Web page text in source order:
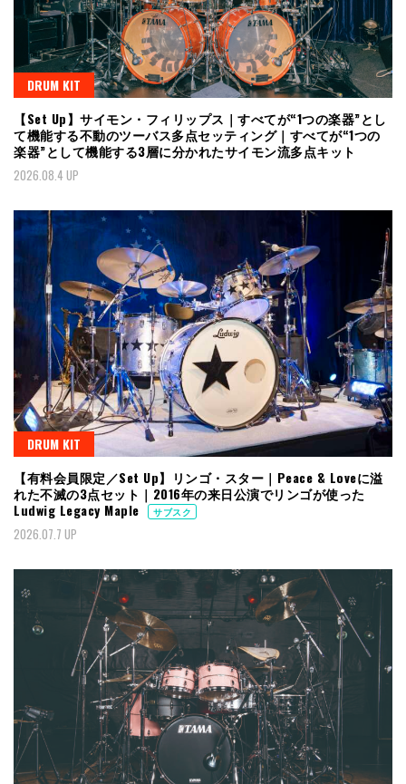
DRUM KIT
【Set Up】サイモン・フィリップス｜すべてが“1つの楽器”とし
て機能する不動のツーバス多点セッティング｜すべてが“1つの
楽器”として機能する3層に分かれたサイモン流多点キット
2026.08.4 UP
DRUM KIT
【有料会員限定／Set Up】リンゴ・スター｜Peace & Loveに溢
れた不滅の3点セット｜2016年の来日公演でリンゴが使った
Ludwig Legacy Maple
サブスク
2026.07.7 UP